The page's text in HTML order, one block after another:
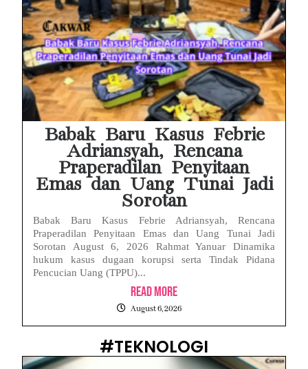
Babak Baru Kasus Febrie
Adriansyah, Rencana
Praperadilan Penyitaan
Emas dan Uang Tunai Jadi
Sorotan
Babak Baru Kasus Febrie Adriansyah, Rencana
Praperadilan Penyitaan Emas dan Uang Tunai Jadi
Sorotan August 6, 2026 Rahmat Yanuar Dinamika
hukum kasus dugaan korupsi serta Tindak Pidana
Pencucian Uang (TPPU)...
Read More
August 6, 2026
#TEKNOLOGI